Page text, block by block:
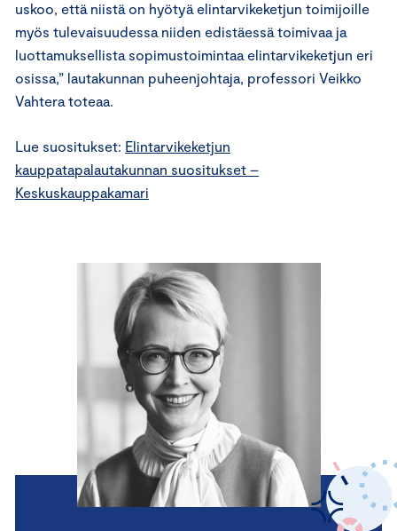
uskoo, että niistä on hyötyä elintarvikeketjun toimijoille
myös tulevaisuudessa niiden edistäessä toimivaa ja
luottamuksellista sopimustoimintaa elintarvikeketjun eri
osissa,” lautakunnan puheenjohtaja, professori Veikko
Vahtera toteaa.
Lue suositukset: Elintarvikeketjun
kauppatapalautakunnan suositukset –
Keskuskauppakamari